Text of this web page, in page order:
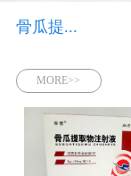
骨瓜提...
MORE>>